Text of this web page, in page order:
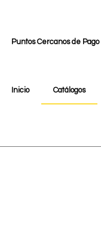
Puntos Cercanos de Pago
Inicio Catálogos